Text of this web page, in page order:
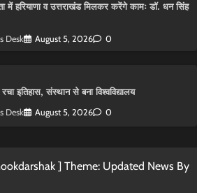
में हरियाणा व उत्तराखंड मिलकर करेंगे कामः डाॅ. धन सिंह
Desk August 5, 2026 0
इतिहास, संस्थान से बना विश्वविद्यालय
Desk August 5, 2026 0
] Theme: Updated News By